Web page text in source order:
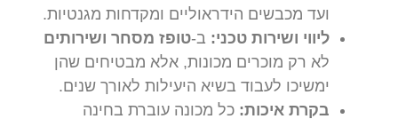
ועד מכבשים הידראוליים ומקדחות מגנטיות.
ליווי ושירות טכני: ב-טופז מסחר ושירותים
לא רק מוכרים מכונות, אלא מבטיחים שהן
ימשיכו לעבוד בשיא היעילות לאורך שנים.
בקרת איכות: כל מכונה עוברת בחינה